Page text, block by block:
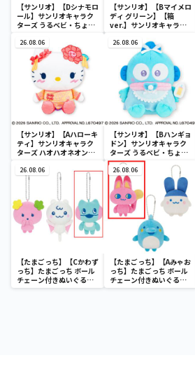
【サンリオ】【Dシナモロ
ール】サンリオキャラク
ターズ うるベビ・ちょい
【サンリオ】【Bマイメロ
ディ グリーン】【箱
ver.】サンリオキャラク
SOFVIMATES～マイメロ
ディ マーメイドver. ～
26.08.06
【サンリオ】【Aハローキ
ティ】サンリオキャラク
ターズ ハオハオネオンタ
26.08.06
【サンリオ】【Bハンギョ
ドン】サンリオキャラク
ターズ うるベビ・ちょい
デカドール
26.08.06
【たまごっち】【Cかわず
っち】たまごっち ボール
チェーン付きぬいぐるみ
～Tamagotchi
26.08.06
【たまごっち】【Aみゃお
っち】たまごっち ボール
チェーン付きぬいぐるみ
～Tamagotchi